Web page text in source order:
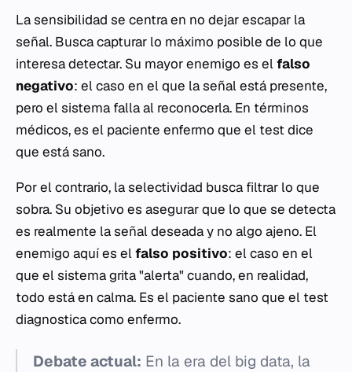
La sensibilidad se centra en no dejar escapar la
señal. Busca capturar lo máximo posible de lo que
interesa detectar. Su mayor enemigo es elfalso
negativo: el caso en el que la señal está presente,
pero el sistema falla al reconocerla. En términos
médicos, es el paciente enfermo que el test dice
que está sano.
Por el contrario, la selectividad busca filtrar lo que
sobra. Su objetivo es asegurar que lo que se detecta
es realmente la señal deseada y no algo ajeno. El
enemigo aquí es elfalso positivo: el caso en el
que el sistema grita "alerta" cuando, en realidad,
todo está en calma. Es el paciente sano que el test
diagnostica como enfermo.
Debate actual: En la era del big data, la